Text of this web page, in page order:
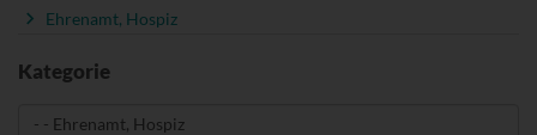
Ehrenamt, Hospiz
Kategorie